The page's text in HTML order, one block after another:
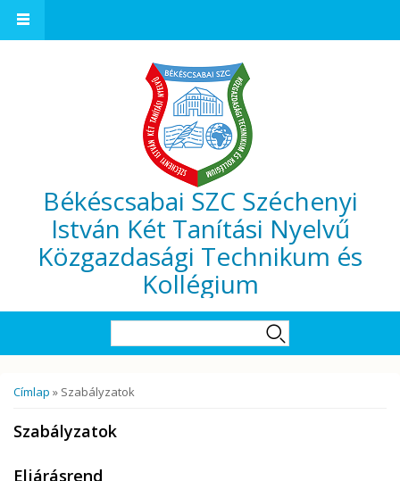
Békéscsabai SZC Széchenyi
István Két Tanítási Nyelvű
Közgazdasági Technikum és
Kollégium
Jelenlegi hely
Címlap » Szabályzatok
Szabályzatok
Eljárásrend